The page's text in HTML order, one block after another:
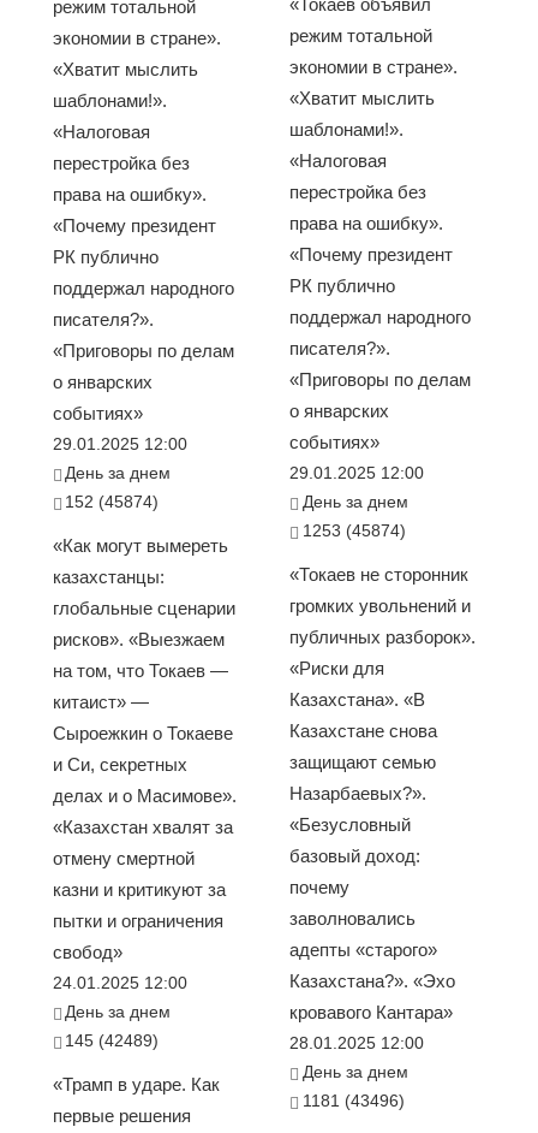
режим тотальной
экономии в стране».
«Хватит мыслить
шаблонами!».
«Налоговая
перестройка без
права на ошибку».
«Почему президент
РК публично
поддержал народного
писателя?».
«Приговоры по делам
о январских
событиях»
29.01.2025 12:00
День за днем
152 (45874)
«Как могут вымереть
казахстанцы:
глобальные сценарии
рисков». «Выезжаем
на том, что Токаев —
китаист» —
Сыроежкин о Токаеве
и Си, секретных
делах и о Масимове».
«Казахстан хвалят за
отмену смертной
казни и критикуют за
пытки и ограничения
свобод»
24.01.2025 12:00
День за днем
145 (42489)
«Трамп в ударе. Как
первые решения
«Токаев объявил
режим тотальной
экономии в стране».
«Хватит мыслить
шаблонами!».
«Налоговая
перестройка без
права на ошибку».
«Почему президент
РК публично
поддержал народного
писателя?».
«Приговоры по делам
о январских
событиях»
29.01.2025 12:00
День за днем
1253 (45874)
«Токаев не сторонник
громких увольнений и
публичных разборок».
«Риски для
Казахстана». «В
Казахстане снова
защищают семью
Назарбаевых?».
«Безусловный
базовый доход:
почему
заволновались
адепты «старого»
Казахстана?». «Эхо
кровавого Кантара»
28.01.2025 12:00
День за днем
1181 (43496)